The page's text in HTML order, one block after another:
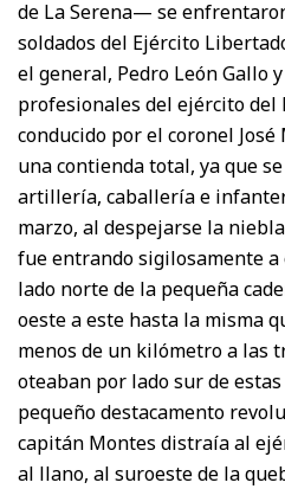
de La Serena— se
soldados del Ejército
el general, Pedro León Gallo
profesionales del ejército del
conducido por el coronel José
una contienda total, ya que
artillería, caballería e
marzo, al despejarse la
fue entrando sigilosamente
lado norte de la pequeña
oeste a este hasta la misma
menos de un kilómetro a las
oteaban por lado sur de
pequeño destacamento
capitán Montes distraía al
al llano, al suroeste de la